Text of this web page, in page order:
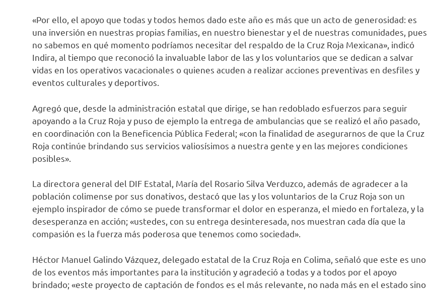
«Por ello, el apoyo que todas y todos hemos dado este año es más que un acto de generosidad: es
una inversión en nuestras propias familias, en nuestro bienestar y el de nuestras comunidades, pues
no sabemos en qué momento podríamos necesitar del respaldo de la Cruz Roja Mexicana», indicó
Indira, al tiempo que reconoció la invaluable labor de las y los voluntarios que se dedican a salvar
vidas en los operativos vacacionales o quienes acuden a realizar acciones preventivas en desfiles y
eventos culturales y deportivos.
Agregó que, desde la administración estatal que dirige, se han redoblado esfuerzos para seguir
apoyando a la Cruz Roja y puso de ejemplo la entrega de ambulancias que se realizó el año pasado,
en coordinación con la Beneficencia Pública Federal; «con la finalidad de asegurarnos de que la Cruz
Roja continúe brindando sus servicios valiosísimos a nuestra gente y en las mejores condiciones
posibles».
La directora general del DIF Estatal, María del Rosario Silva Verduzco, además de agradecer a la
población colimense por sus donativos, destacó que las y los voluntarios de la Cruz Roja son un
ejemplo inspirador de cómo se puede transformar el dolor en esperanza, el miedo en fortaleza, y la
desesperanza en acción; «ustedes, con su entrega desinteresada, nos muestran cada día que la
compasión es la fuerza más poderosa que tenemos como sociedad».
Héctor Manuel Galindo Vázquez, delegado estatal de la Cruz Roja en Colima, señaló que este es uno
de los eventos más importantes para la institución y agradeció a todas y a todos por el apoyo
brindado; «este proyecto de captación de fondos es el más relevante, no nada más en el estado sino